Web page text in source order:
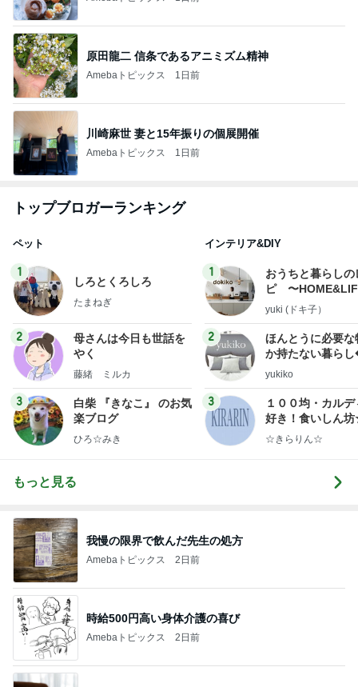
原田龍二 信条であるアニミズム精神
Amebaトピックス 1日前
川崎麻世 妻と15年振りの個展開催
Amebaトピックス 1日前
トップブロガーランキング
ペット
1
しろとくろしろ
たまねぎ
2
母さんは今日も世話を
やく
藤緒 ミルカ
3
白柴 『きなこ』 のお気
楽ブログ
ひろ☆みき
インテリア&DIY
1
おうちと暮らしの
ピ 〜
yuki (ドキ子）
2
ほんとうに必要な
か持たない暮ら
ep Life Simple◆
yukiko
3
１００均・カルデ
好き！食いしん
らりん☆のブログ
☆きらりん☆
もっと見る
我慢の限界で飲んだ先生の処方
Amebaトピックス 2日前
時給500円高い身体介護の喜び
Amebaトピックス 2日前